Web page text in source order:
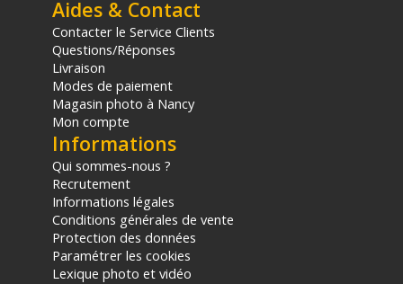
Aides & Contact
Contacter le Service Clients
Questions/Réponses
Livraison
Modes de paiement
Magasin photo à Nancy
Mon compte
Informations
Qui sommes-nous ?
Recrutement
Informations légales
Conditions générales de vente
Protection des données
Paramétrer les cookies
Lexique photo et vidéo